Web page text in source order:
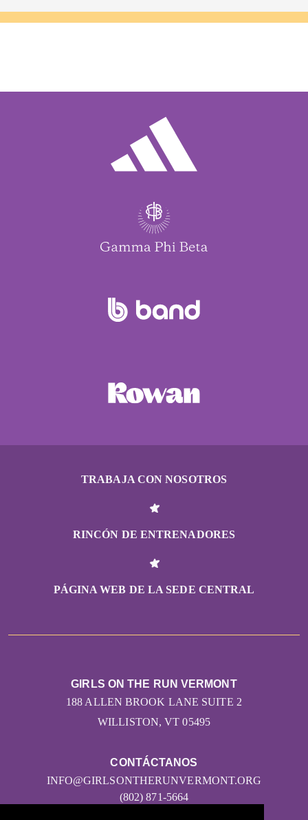
TRABAJA CON NOSOTROS
RINCÓN DE ENTRENADORES
PÁGINA WEB DE LA SEDE CENTRAL
CONTÁCTANOS
INFO@GIRLSONTHERUNVERMONT.ORG
(802) 871-5664
GIRLS ON THE RUN VERMONT
188 ALLEN BROOK LANE SUITE 2
WILLISTON, VT 05495